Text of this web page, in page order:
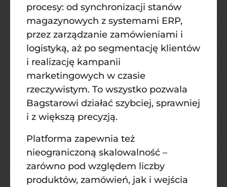
procesy: od synchronizacji stanów
magazynowych z systemami ERP,
przez zarządzanie zamówieniami i
logistyką, aż po segmentację klientów
i realizację kampanii
marketingowych w czasie
rzeczywistym. To wszystko pozwala
Bagstarowi działać szybciej, sprawniej
i z większą precyzją.
Platforma zapewnia też
nieograniczoną skalowalność –
zarówno pod względem liczby
produktów, zamówień, jak i wejścia